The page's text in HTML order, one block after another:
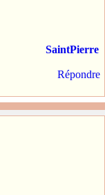
SaintPierre
Répondre